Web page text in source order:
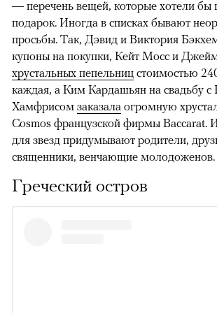
— перечень вещей, которые хотели бы
подарок. Иногда в списках бывают
просьбы. Так, Дэвид и Виктория
купоны на покупки, Кейт Мосс и
хрустальных пепельниц стоимостью
каждая, а Ким Кардашьян на свадьбу с
Хамфрисом заказала огромную
Cosmos французской фирмы Baccarat.
для звезд придумывают родители,
священники, венчающие молодоженов.
Греческий остров